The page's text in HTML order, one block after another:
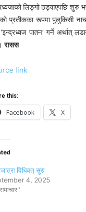
लिङ्गो ठड्याएपछि शुरु
प्रतीकका रूपमा पुलुकिसी
पातन’ गर्ने अर्थात्
रासस
link
this:
Facebook X
विधिवत् सुरु
4, 2025